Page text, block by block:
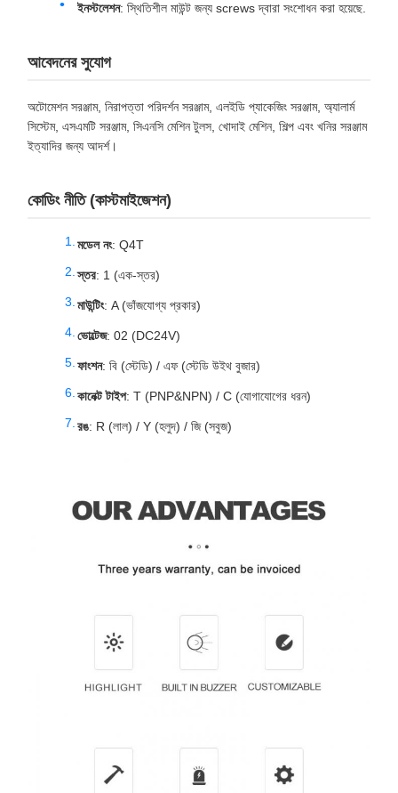
ইনস্টলেশন: স্থিতিশীল মাউন্ট জন্য screws দ্বারা সংশোধন করা হয়েছে.
আবেদনের সুযোগ
অটোমেশন সরঞ্জাম, নিরাপত্তা পরিদর্শন সরঞ্জাম, এলইডি প্যাকেজিং সরঞ্জাম, অ্যালার্ম
সিস্টেম, এসএমটি সরঞ্জাম, সিএনসি মেশিন টুলস, খোদাই মেশিন, শিল্প এবং খনির সরঞ্জাম
ইত্যাদির জন্য আদর্শ।
কোডিং নীতি (কাস্টমাইজেশন)
মডেল নং: Q4T
স্তর: 1 (এক-স্তর)
মাউন্টিং: A (ভাঁজযোগ্য প্রকার)
ভোল্টেজ: 02 (DC24V)
ফাংশন: বি (স্টেডি) / এফ (স্টেডি উইথ বুজার)
কানেক্ট টাইপ: T (PNP&NPN) / C (যোগাযোগের ধরন)
রঙ: R (লাল) / Y (হলুদ) / জি (সবুজ)